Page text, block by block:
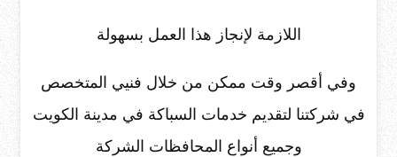
اللازمة لإنجاز هذا العمل بسهولة
وفي أقصر وقت ممكن من خلال فنيي المتخصص
في شركتنا لتقديم خدمات السباكة في مدينة الكويت
وجميع أنواع المحافظات الشركة